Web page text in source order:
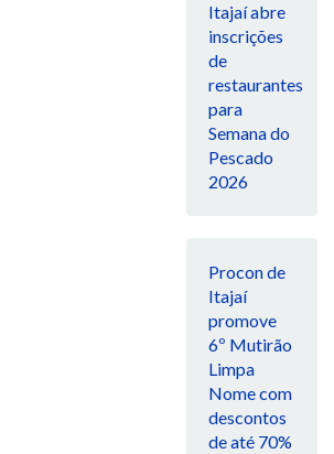
Itajaí abre
inscrições
de
restaurantes
para
Semana do
Pescado
2026
Procon de
Itajaí
promove
6º Mutirão
Limpa
Nome com
descontos
de até 70%